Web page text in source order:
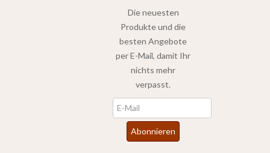
Die neuesten
Produkte und die
besten Angebote
per E-Mail, damit Ihr
nichts mehr
verpasst.
Abonnieren